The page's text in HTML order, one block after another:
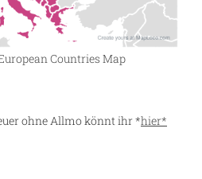
Countries Map
ohne Allmo könnt ihr *hier*